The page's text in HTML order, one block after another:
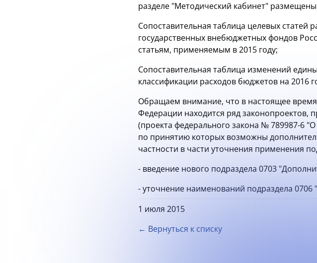
разделе "Методический кабинет"
Сопоставительная таблица целевых статей
государственных внебюджетных фондов
статьям, применяемым в 2015 году;
Сопоставительная таблица изменений
классификации расходов бюджетов на 2016
Обращаем внимание, что в настоящее
Федерации находится ряд
(проекта федерального закона № 789987-6
по принятию которых возможны
частности в части уточнения применения
- введение нового подраздела 0703
- уточнение наименований подраздела
1 июля 2015
← Вернуться к списку